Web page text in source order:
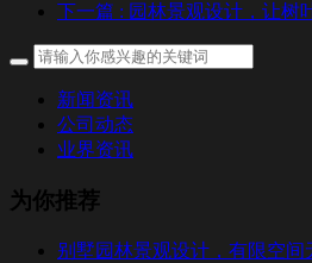
下一篇 : 园林景观设计，让树
新闻资讯
公司动态
业界资讯
为你推荐
别墅园林景观设计，有限空间